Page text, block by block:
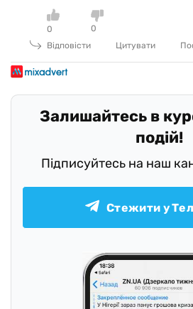
0
0
Відповісти
Цитувати
Залишайтесь в
подій!
Підписуйтесь на наш
Стежити у